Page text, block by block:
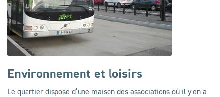
Environnement et loisirs
Le quartier dispose d’une maison des associations où il y en a